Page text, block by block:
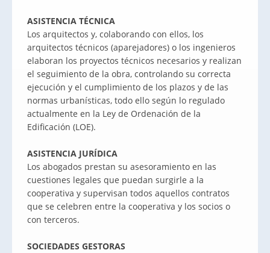
ASISTENCIA TÉCNICA
Los arquitectos y, colaborando con ellos, los
arquitectos técnicos (aparejadores) o los ingenieros
elaboran los proyectos técnicos necesarios y realizan
el seguimiento de la obra, controlando su correcta
ejecución y el cumplimiento de los plazos y de las
normas urbanísticas, todo ello según lo regulado
actualmente en la Ley de Ordenación de la
Edificación (LOE).
ASISTENCIA JURÍDICA
Los abogados prestan su asesoramiento en las
cuestiones legales que puedan surgirle a la
cooperativa y supervisan todos aquellos contratos
que se celebren entre la cooperativa y los socios o
con terceros.
SOCIEDADES GESTORAS